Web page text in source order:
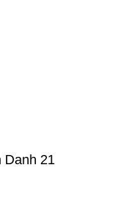
Danh 21